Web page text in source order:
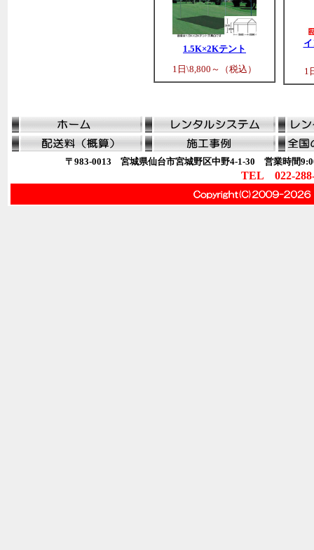
1.5K×2Kテント
1日\8,800～（税込）
1
〒983-0013 宮城県仙台市宮城野区中野4-1-30 営業時間
TEL 022-